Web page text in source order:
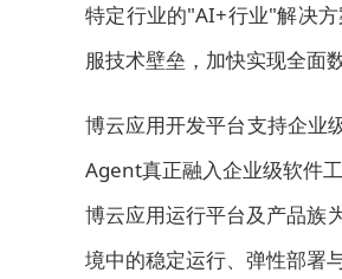
特定行业的"AI+行业"解决
服技术壁垒，加快实现全面
博云应用开发平台支持企业
Agent真正融入企业级软件工
博云应用运行平台及产品族
境中的稳定运行、弹性部署